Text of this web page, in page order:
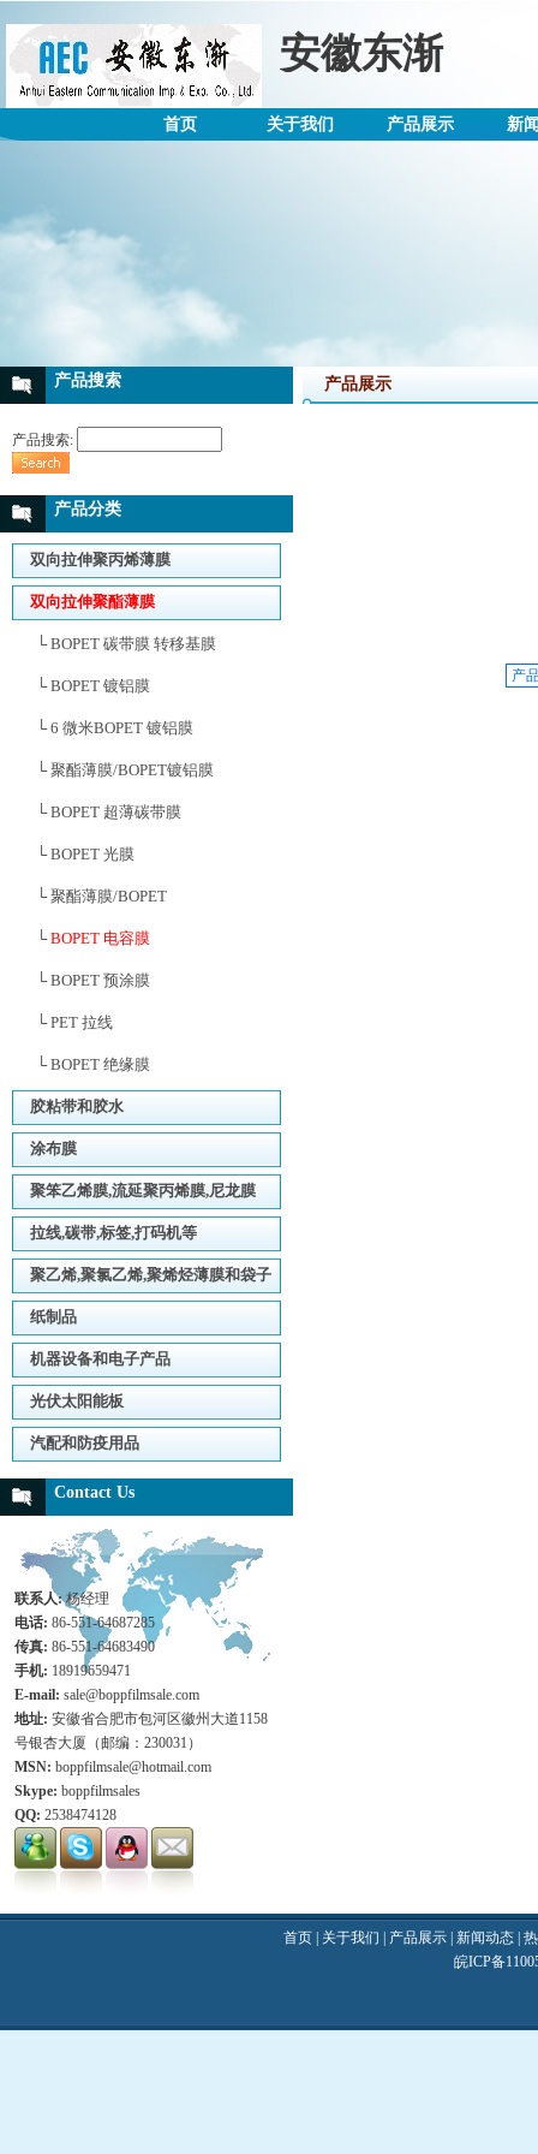
安徽东渐
首页 关于我们 产品展示 新
产品搜索
产品搜索:
产品分类
双向拉伸聚丙烯薄膜
双向拉伸聚酯薄膜
└ BOPET 碳带膜 转移基膜
└ BOPET 镀铝膜
└ 6 微米BOPET 镀铝膜
└ 聚酯薄膜/BOPET镀铝膜
└ BOPET 超薄碳带膜
└ BOPET 光膜
└ 聚酯薄膜/BOPET
└BOPET 电容膜
└ BOPET 预涂膜
└ PET 拉线
└ BOPET 绝缘膜
胶粘带和胶水
涂布膜
聚笨乙烯膜,流延聚丙烯膜,尼龙膜
拉线,碳带,标签,打码机等
聚乙烯,聚氯乙烯,聚烯烃薄膜和袋子
纸制品
机器设备和电子产品
光伏太阳能板
汽配和防疫用品
Contact Us
联系人:杨经理
电话: 86-551-64687285
传真: 86-551-64683490
手机: 18919659471
E-mail: sale@boppfilmsale.com
地址: 安徽省合肥市包河区徽州大道1158
号银杏大厦（邮编：230031）
MSN: boppfilmsale@hotmail.com
Skype: boppfilmsales
QQ: 2538474128
产品展示
产
首页 关于我们 产品展示 新闻动态
皖ICP备